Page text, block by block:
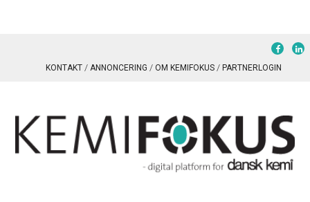
KONTAKT ANNONCERING OM KEMIFOKUS PARTNERLOGIN